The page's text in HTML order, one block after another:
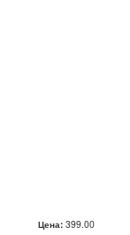
Цена: 399.00